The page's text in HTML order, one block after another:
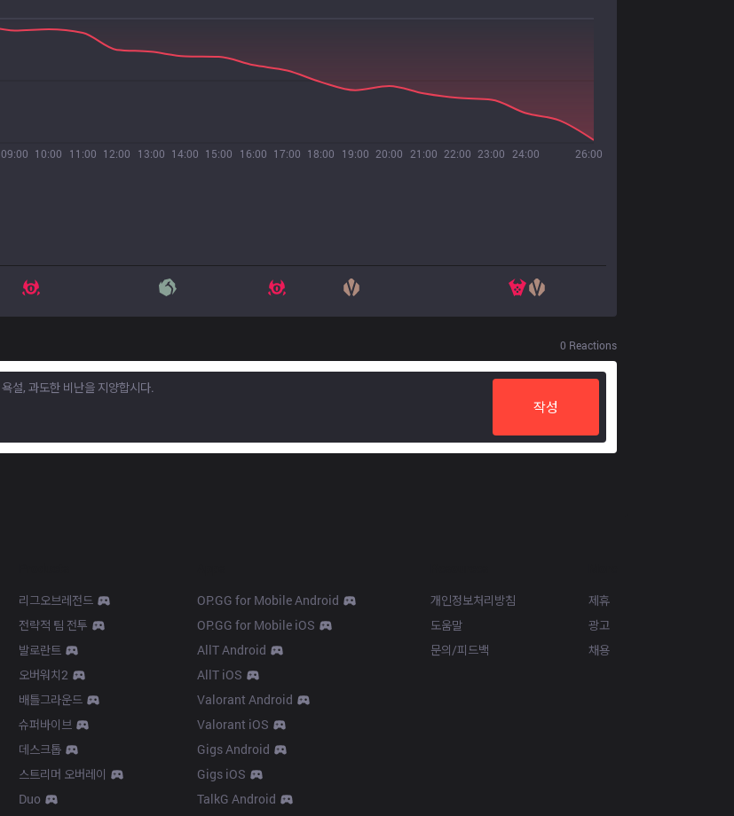
09:00 10:00 11:00 12:00 13:00 14:00 15:00 16:00 17:00 18:00 19:00 20:00 21:00 22:00 23:00 24:00 26:00
0 Reactions
작성
리그오브레전드
전략적 팀 전투
발로란트
오버워치2
배틀그라운드
슈퍼바이브
데스크톱
스트리머 오버레이
Duo
OP.GG for Mobile Android
OP.GG for Mobile iOS
AllT Android
AllT iOS
Valorant Android
Valorant iOS
Gigs Android
Gigs iOS
TalkG Android
개인정보처리방침
도움말
문의/피드백
제휴
광고
채용